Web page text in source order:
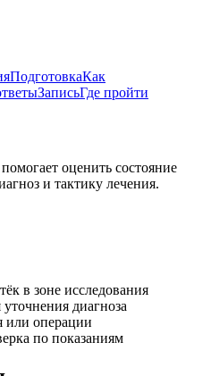
ПодготовкаКак
ЗаписьГде пройти
оценить состояние
и тактику лечения.
в зоне исследования
диагноза
или операции
по показаниям